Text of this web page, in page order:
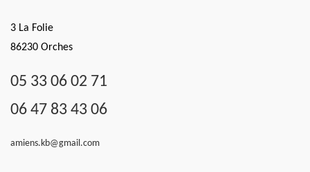
3 La Folie
86230 Orches
05 33 06 02 71
06 47 83 43 06
amiens.kb@gmail.com